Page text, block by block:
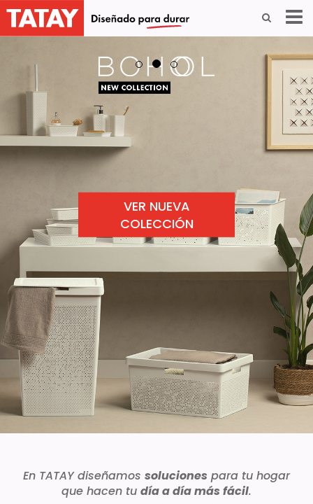
VER NUEVA
COLECCIÓN
En TATAY diseñamos soluciones para tu hogar
que hacen tu día a día más fácil.